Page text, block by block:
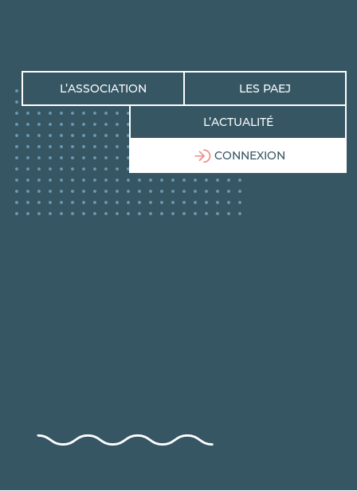
L’ASSOCIATION LES PAEJ
L’ACTUALITÉ
CONNEXION